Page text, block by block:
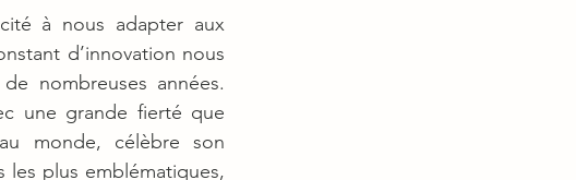
à nous adapter aux
d’innovation nous
nombreuses années.
une grande fierté que
monde, célèbre son
les plus emblématiques,